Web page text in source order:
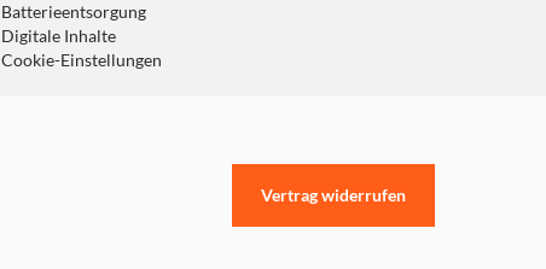
Batterieentsorgung
Digitale Inhalte
Cookie-Einstellungen
Vertrag widerrufen